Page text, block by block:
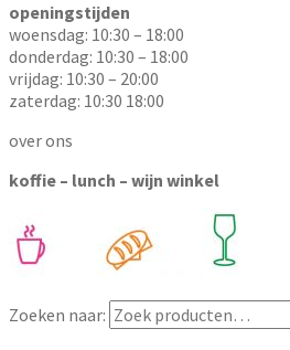
openingstijden
woensdag: 10:30 – 18:00
donderdag: 10:30 – 18:00
vrijdag: 10:30 – 20:00
zaterdag: 10:30 18:00
over ons
koffie – lunch – wijn winkel
Zoeken naar: